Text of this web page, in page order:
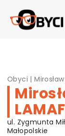
Obyci |
ul. Zygmunta
Małopolskie